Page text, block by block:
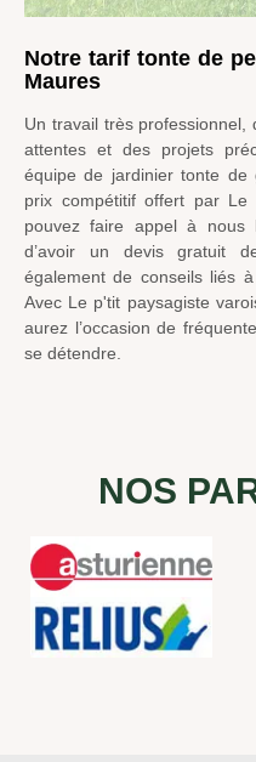
Notre tarif tonte de
Maures
Un travail très
attentes et des projets
équipe de jardinier tonte de
prix compétitif offert par
pouvez faire appel à nous
d’avoir un devis gratuit
également de conseils liés
Avec Le p'tit paysagiste
aurez l’occasion de
se détendre.
NOS